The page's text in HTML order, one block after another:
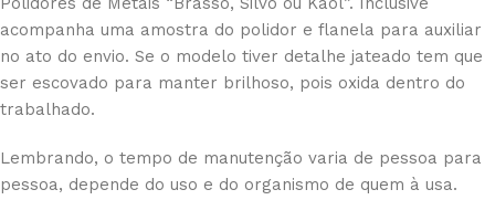
acompanha uma amostra do polidor e flanela para auxiliar
no ato do envio. Se o modelo tiver detalhe jateado tem que
ser escovado para manter brilhoso, pois oxida dentro do
trabalhado.
Lembrando, o tempo de manutenção varia de pessoa para
pessoa, depende do uso e do organismo de quem à usa.